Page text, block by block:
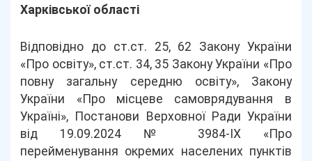
Харківської області
Відповідно до ст.ст. 25, 62 Закону України
«Про освіту», ст.ст. 34, 35 Закону України «Про
повну загальну середню освіту», Закону
України «Про місцеве самоврядування в
Україні», Постанови Верховної Ради України
від 19.09.2024 № 3984-ІХ «Про
перейменування окремих населених пунктів